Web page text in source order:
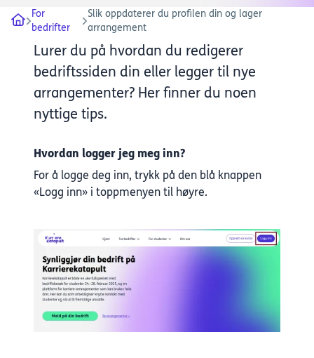
For
bedrifter
Slik oppdaterer du profilen din og lager
arrangement
Lurer du på hvordan du redigerer
bedriftssiden din eller legger til nye
arrangementer? Her finner du noen
nyttige tips.
Hvordan logger jeg meg inn?
For å logge deg inn, trykk på den blå knappen
«Logg inn» i toppmenyen til høyre.